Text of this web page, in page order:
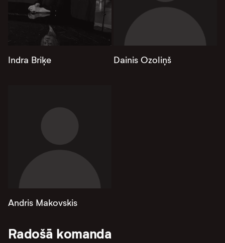
Indra Briķe Dainis Ozoliņš
Andris Makovskis
Radošā komanda